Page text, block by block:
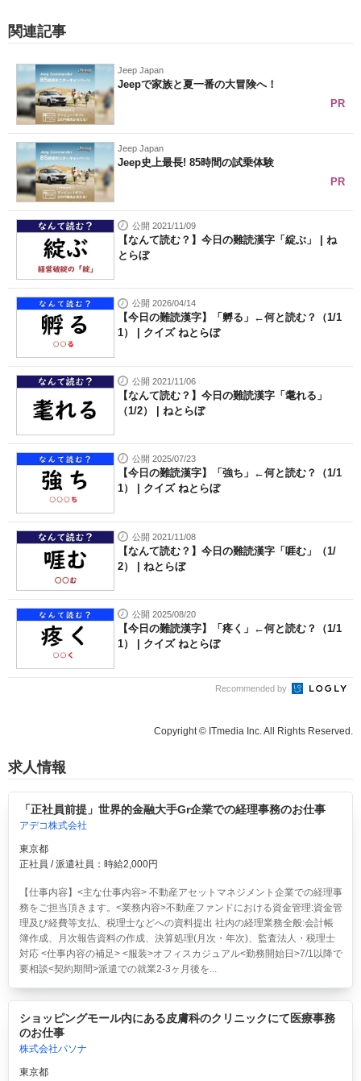
関連記事
Jeep Japan
Jeepで家族と夏一番の大冒険へ！
PR
Jeep Japan
Jeep史上最長! 85時間の試乗体験
PR
公開 2021/11/09
【なんて読む？】今日の難読漢字「綻ぶ」 | ね
とらぼ
公開 2026/04/14
【今日の難読漢字】「孵る」←何と読む？（1/1
1） | クイズ ねとらぼ
公開 2021/11/06
【なんて読む？】今日の難読漢字「耄れる」
（1/2） | ねとらぼ
公開 2025/07/23
【今日の難読漢字】「強ち」←何と読む？（1/1
1） | クイズ ねとらぼ
公開 2021/11/08
【なんて読む？】今日の難読漢字「啀む」（1/
2） | ねとらぼ
公開 2025/08/20
【今日の難読漢字】「疼く」←何と読む？（1/1
1） | クイズ ねとらぼ
Recommended by
Copyright © ITmedia Inc. All Rights Reserved.
求人情報
「正社員前提」世界的金融大手Gr企業での経理事務のお仕事
アデコ株式会社
東京都
正社員 / 派遣社員：時給2,000円
【仕事内容】<主な仕事内容> 不動産アセットマネジメント企業での経理事
務をご担当頂きます。<業務内容>不動産ファンドにおける資金管理:資金管
理及び経費等支払、税理士などへの資料提出 社内の経理業務全般:会計帳
簿作成、月次報告資料の作成、決算処理(月次・年次)、監査法人・税理士
対応 <仕事内容の補足> <服装>オフィスカジュアル<勤務開始日>7/1以降で
要相談<契約期間>派遣での就業2-3ヶ月後を...
ショッピングモール内にある皮膚科のクリニックにて医療事務
のお仕事
株式会社パソナ
東京都